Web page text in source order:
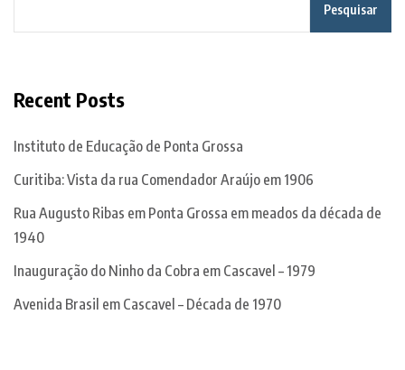
Pesquisar
Recent Posts
Instituto de Educação de Ponta Grossa
Curitiba: Vista da rua Comendador Araújo em 1906
Rua Augusto Ribas em Ponta Grossa em meados da década de
1940
Inauguração do Ninho da Cobra em Cascavel – 1979
Avenida Brasil em Cascavel – Década de 1970